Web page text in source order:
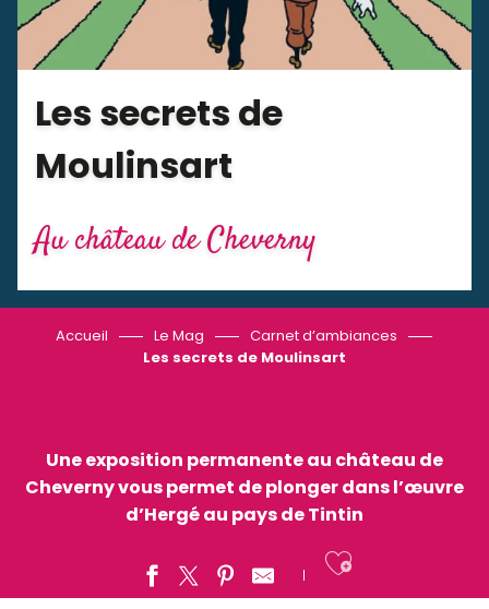
Les secrets de
Moulinsart
Au château de Cheverny
Accueil Le Mag
Carnet d’ambiances
Les secrets de Moulinsart
Une exposition permanente au château de
Cheverny vous permet de plonger dans l’œuvre
d’Hergé au pays de Tintin
Ajouter